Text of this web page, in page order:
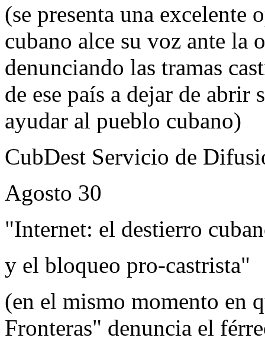
(se presenta una excelente
cubano alce su voz ante la
denunciando las tramas
de ese país a dejar de abrir
ayudar al pueblo cubano)
CubDest Servicio de
Agosto 30
"Internet: el destierro
y el bloqueo pro-castrista"
(en el mismo momento en
Fronteras" denuncia el